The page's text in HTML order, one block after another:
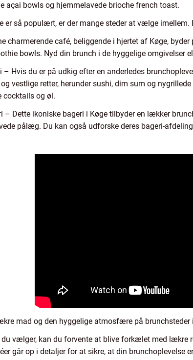
açai bowls og hjemmelavede brioche french toast.
er så populært, er der mange steder at vælge imellem.
charmerende café, beliggende i hjertet af Køge,
bowls. Nyd din brunch i de hyggelige omgivelser
– Hvis du er på udkig efter en anderledes
vestlige retter, herunder sushi, dim sum og
cocktails og øl.
– Dette ikoniske bageri i Køge tilbyder en lækker
pålæg. Du kan også udforske deres bageri-
mad og den hyggelige atmosfære på brunchsteder
du vælger, kan du forvente at blive forkælet med
går op i detaljer for at sikre, at din brunchoplevelse